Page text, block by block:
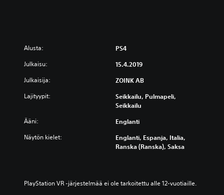
Alusta: PS4
Julkaisu: 15.4.2019
Julkaisija: ZOINK AB
Lajityypit:
Seikkailu, Pulmapeli,
Seikkailu
Ääni: Englanti
Näytön kielet:
Englanti, Espanja, Italia,
Ranska (Ranska), Saksa
PlayStation VR -järjestelmää ei ole tarkoitettu alle 12-vuotiaille.